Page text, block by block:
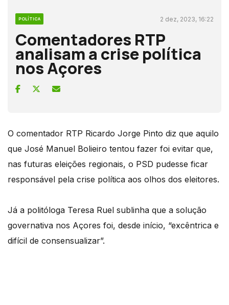
POLÍTICA 2 dez, 2023, 16:22
Comentadores RTP
analisam a crise política
nos Açores
O comentador RTP Ricardo Jorge Pinto diz que aquilo
que José Manuel Bolieiro tentou fazer foi evitar que,
nas futuras eleições regionais, o PSD pudesse ficar
responsável pela crise política aos olhos dos eleitores.
Já a politóloga Teresa Ruel sublinha que a solução
governativa nos Açores foi, desde início, “excêntrica e
difícil de consensualizar”.